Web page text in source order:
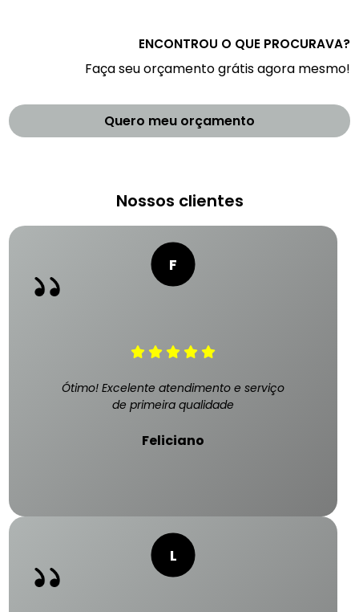
ENCONTROU O QUE PROCURAVA?
Faça seu orçamento grátis agora mesmo!
Quero meu orçamento
Nossos clientes
Ótimo! Excelente atendimento e serviço
de primeira qualidade
Feliciano